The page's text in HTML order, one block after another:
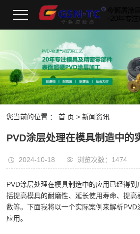
您当前的位置 ：首 页 >新闻资讯
PVD涂层处理在模具制造中的
2024-10-18 浏览次数：1474
PVD涂层处理在模具制造中的应用已经得
括提高模具的耐磨性、延长使用寿命、提高
数等。下面我将以一个实际案例来解析PVD
应用。